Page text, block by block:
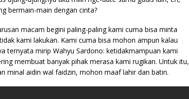
bermain-main dengan cinta?
macam begini paling-paling kami cuma bisa minta
kami lakukan. Kami cuma bisa mohon ampun kalau
ternyata mirip Wahyu Sardono: ketidakmampuan kami
membuat banyak pihak merasa kami rugikan. Untuk itu,
minal aidin wal faidzin, mohon maaf lahir dan batin.